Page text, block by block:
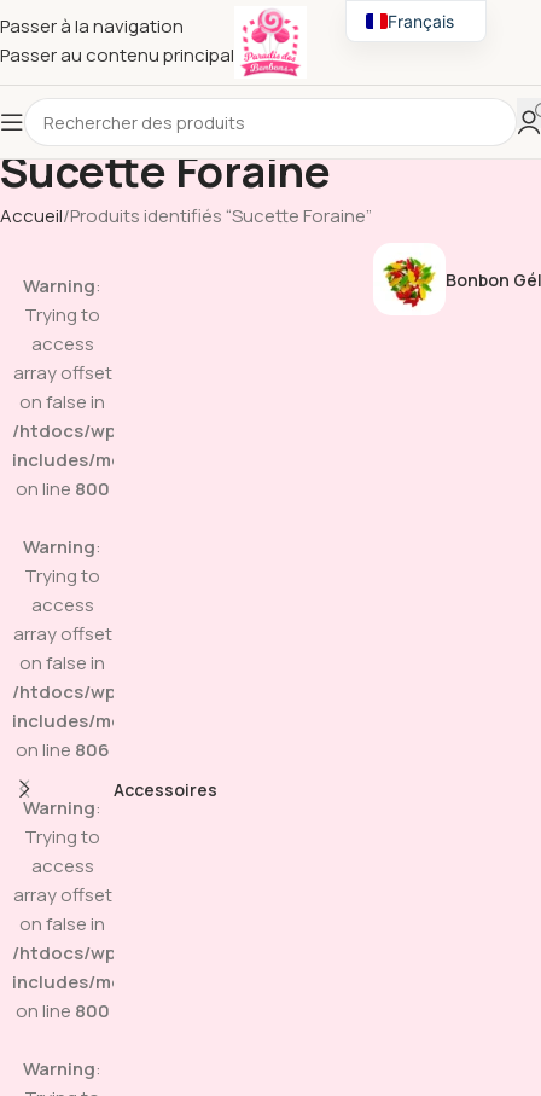
Passer à la navigation
Passer au contenu principal
Sucette Foraine
Accueil Produits identifiés “Sucette Foraine”
Warning:
Trying to
access
array offset
on false in
/htdocs/wp-
includes/media.php
on line 800
Warning:
Trying to
access
array offset
on false in
/htdocs/wp-
includes/media.php
on line 806
Warning:
Trying to
access
array offset
on false in
/htdocs/wp-
includes/media.php
on line 800
Warning:
Accessoires
Bonbon
Français